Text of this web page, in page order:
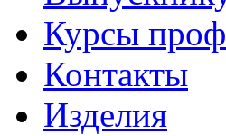
Курсы
Контакты
Изделия